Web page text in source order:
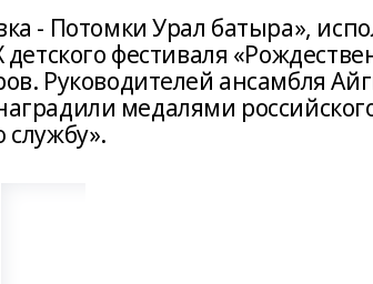
- Потомки Урал батыра»,
детского фестиваля
Руководителей ансамбля
медалями
службу».